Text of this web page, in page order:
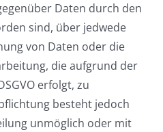
Daten durch den
sind, über jedwede
von Daten oder die
die aufgrund der
erfolgt, zu
besteht jedoch
unmöglich oder mit